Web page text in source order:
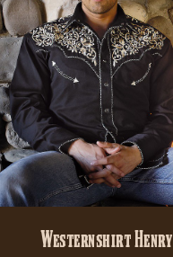
Westernshirt Henry